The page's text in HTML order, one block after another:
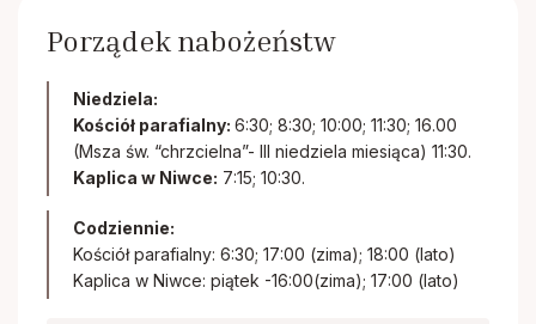
Porządek nabożeństw
Niedziela:
Kościół parafialny: 6:30; 8:30; 10:00; 11:30; 16.00
(Msza św. “chrzcielna”- III niedziela miesiąca) 11:30.
Kaplica w Niwce: 7:15; 10:30.
Codziennie:
Kościół parafialny: 6:30; 17:00 (zima); 18:00 (lato)
Kaplica w Niwce: piątek -16:00(zima); 17:00 (lato)